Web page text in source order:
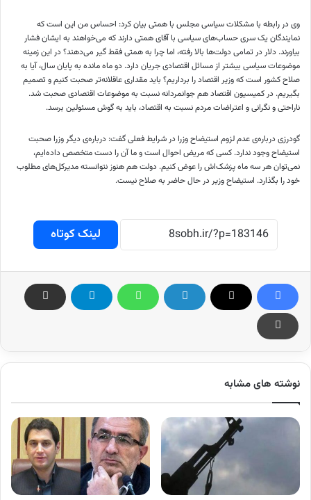
وی در رابطه با مشکلات سیاسی مجلس با همتی بیان کرد: احساس من این است که
نمایندگان یک سری حساب‌های سیاسی با آقای همتی دارند که می‌خواهند به ایشان فشار
بیاورند. دلار در تمامی دولت‌ها بالا رفته، اما چرا به همتی فقط گیر می‌دهند؟ در این زمینه
موضوعات سیاسی بیشتر از مسائل اقتصادی جریان دارد. دو ماه مانده به پایان سال، آیا به
صلاح کشور است که وزیر اقتصاد را برداریم؟ باید مقداری عاقلانه‌تر صحبت کنیم و تصمیم
بگیریم. در کمیسیون اقتصاد هم جوانمردانه نسبت به موضوعات اقتصادی صحبت شد.
ناراحتی و نگرانی و اعتراضات مردم نسبت به اقتصاد، باید به گوش مسئولین برسد.
گودرزی درباره‌ی عدم لزوم استیضاح وزرا در شرایط فعلی گفت: درباره‌ی دیگر وزرا صحبت
استیضاح وجود ندارد. کسی که مریض احوال است و ما آن را دست متخصص داده‌ایم،
نمی‌توان هر سه ماه پزشک‌اش را عوض کنیم. دولت هم هنوز نتوانسته مدیرکل‌های مطلوب
خود را بگذارد. استیضاح وزیر در حال حاضر به صلاح نیست.
لینک کوتاه
نوشته های مشابه